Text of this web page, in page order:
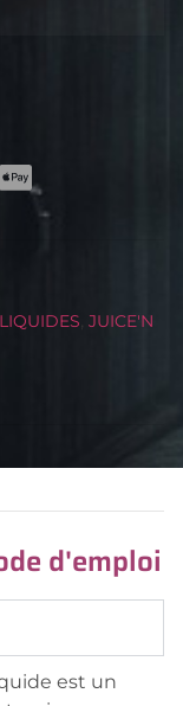
, JUICE'N
d'emploi
est un